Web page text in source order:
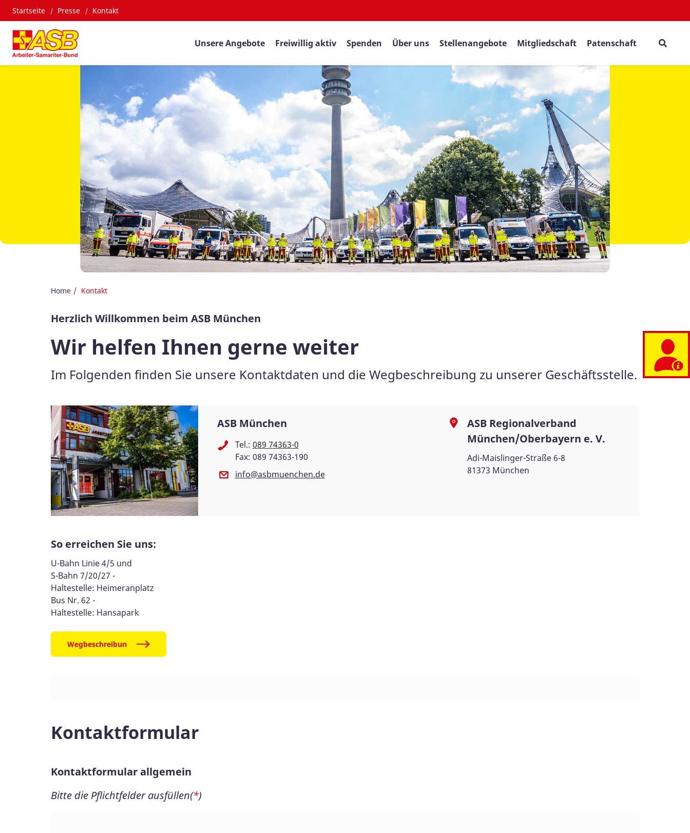
Startseite Presse Kontakt
Unsere Angebote Freiwillig aktiv Spenden Über uns Stellenangebote Mitgliedschaft Patenschaft
Home Kontakt
Herzlich Willkommen beim ASB München
Wir helfen Ihnen gerne weiter
Im Folgenden finden Sie unsere Kontaktdaten und die Wegbeschreibung zu unserer Geschäftsstelle.
ASB München
Tel.: 089 74363-0
Fax: 089 74363-190
info@asbmuenchen.de
ASB Regionalverband
München/Oberbayern e. V.
Adi-Maislinger-Straße 6-8
81373 München
So erreichen Sie uns:
U-Bahn Linie 4/5 und
S-Bahn 7/20/27 -
Haltestelle: Heimeranplatz
Bus Nr. 62 -
Haltestelle: Hansapark
Wegbeschreibun
Kontaktformular
Kontaktformular allgemein
Bitte die Pflichtfelder ausfüllen(*)